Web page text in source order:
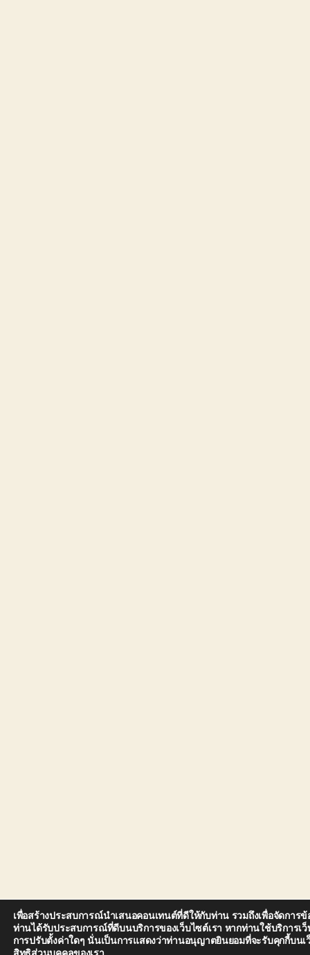
เพื่อสร้างประสบการณ์นำเสนอคอนเทนต์ที่ดีให้กับท่าน รวมถึงเพื่อจัดการ
ท่านได้รับประสบการณ์ที่ดีบนบริการของเว็บไซต์เรา หากท่านใช้บริการเ
การปรับตั้งค่าใดๆ นั่นเป็นการแสดงว่าท่านอนุญาตยินยอมที่จะรับคุกกี้บน